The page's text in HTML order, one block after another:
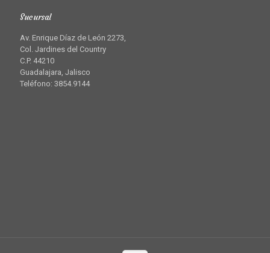
Sucursal
Av. Enrique Díaz de León 2273,
Col. Jardines del Country
C.P. 44210
Guadalajara, Jalisco
Teléfono: 3854.9144